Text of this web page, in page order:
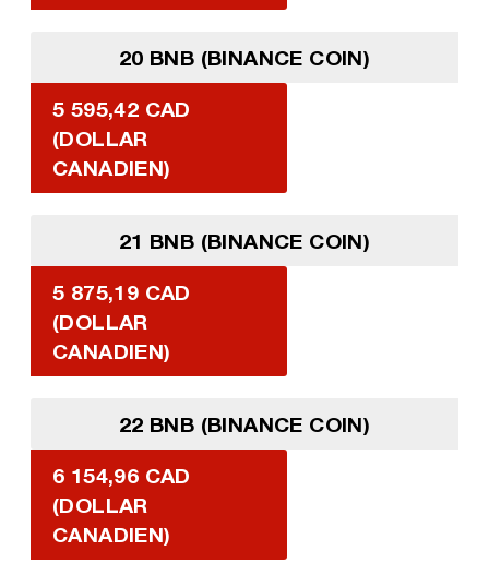
20 BNB (BINANCE COIN)
5 595,42 CAD
(DOLLAR
CANADIEN)
21 BNB (BINANCE COIN)
5 875,19 CAD
(DOLLAR
CANADIEN)
22 BNB (BINANCE COIN)
6 154,96 CAD
(DOLLAR
CANADIEN)